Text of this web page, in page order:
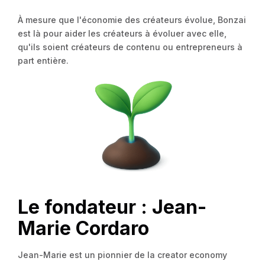
À mesure que l'économie des créateurs évolue, Bonzai
est là pour aider les créateurs à évoluer avec elle,
qu'ils soient créateurs de contenu ou entrepreneurs à
part entière.
Le fondateur : Jean-
Marie Cordaro
Jean-Marie est un pionnier de la creator economy